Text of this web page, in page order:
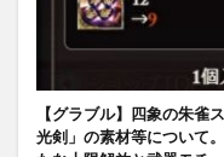
【グラブル】四象の朱雀
光剣」の素材等について